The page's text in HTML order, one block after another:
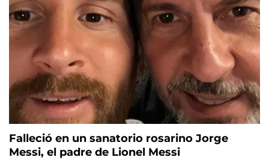
Falleció en un sanatorio rosarino Jorge
Messi, el padre de Lionel Messi